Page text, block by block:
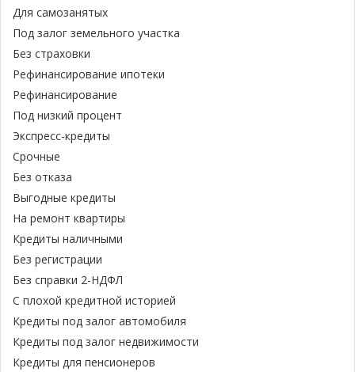
Для самозанятых
Под залог земельного участка
Без страховки
Рефинансирование ипотеки
Рефинансирование
Под низкий процент
Экспресс-кредиты
Срочные
Без отказа
Выгодные кредиты
На ремонт квартиры
Кредиты наличными
Без регистрации
Без справки 2-НДФЛ
С плохой кредитной историей
Кредиты под залог автомобиля
Кредиты под залог недвижимости
Кредиты для пенсионеров